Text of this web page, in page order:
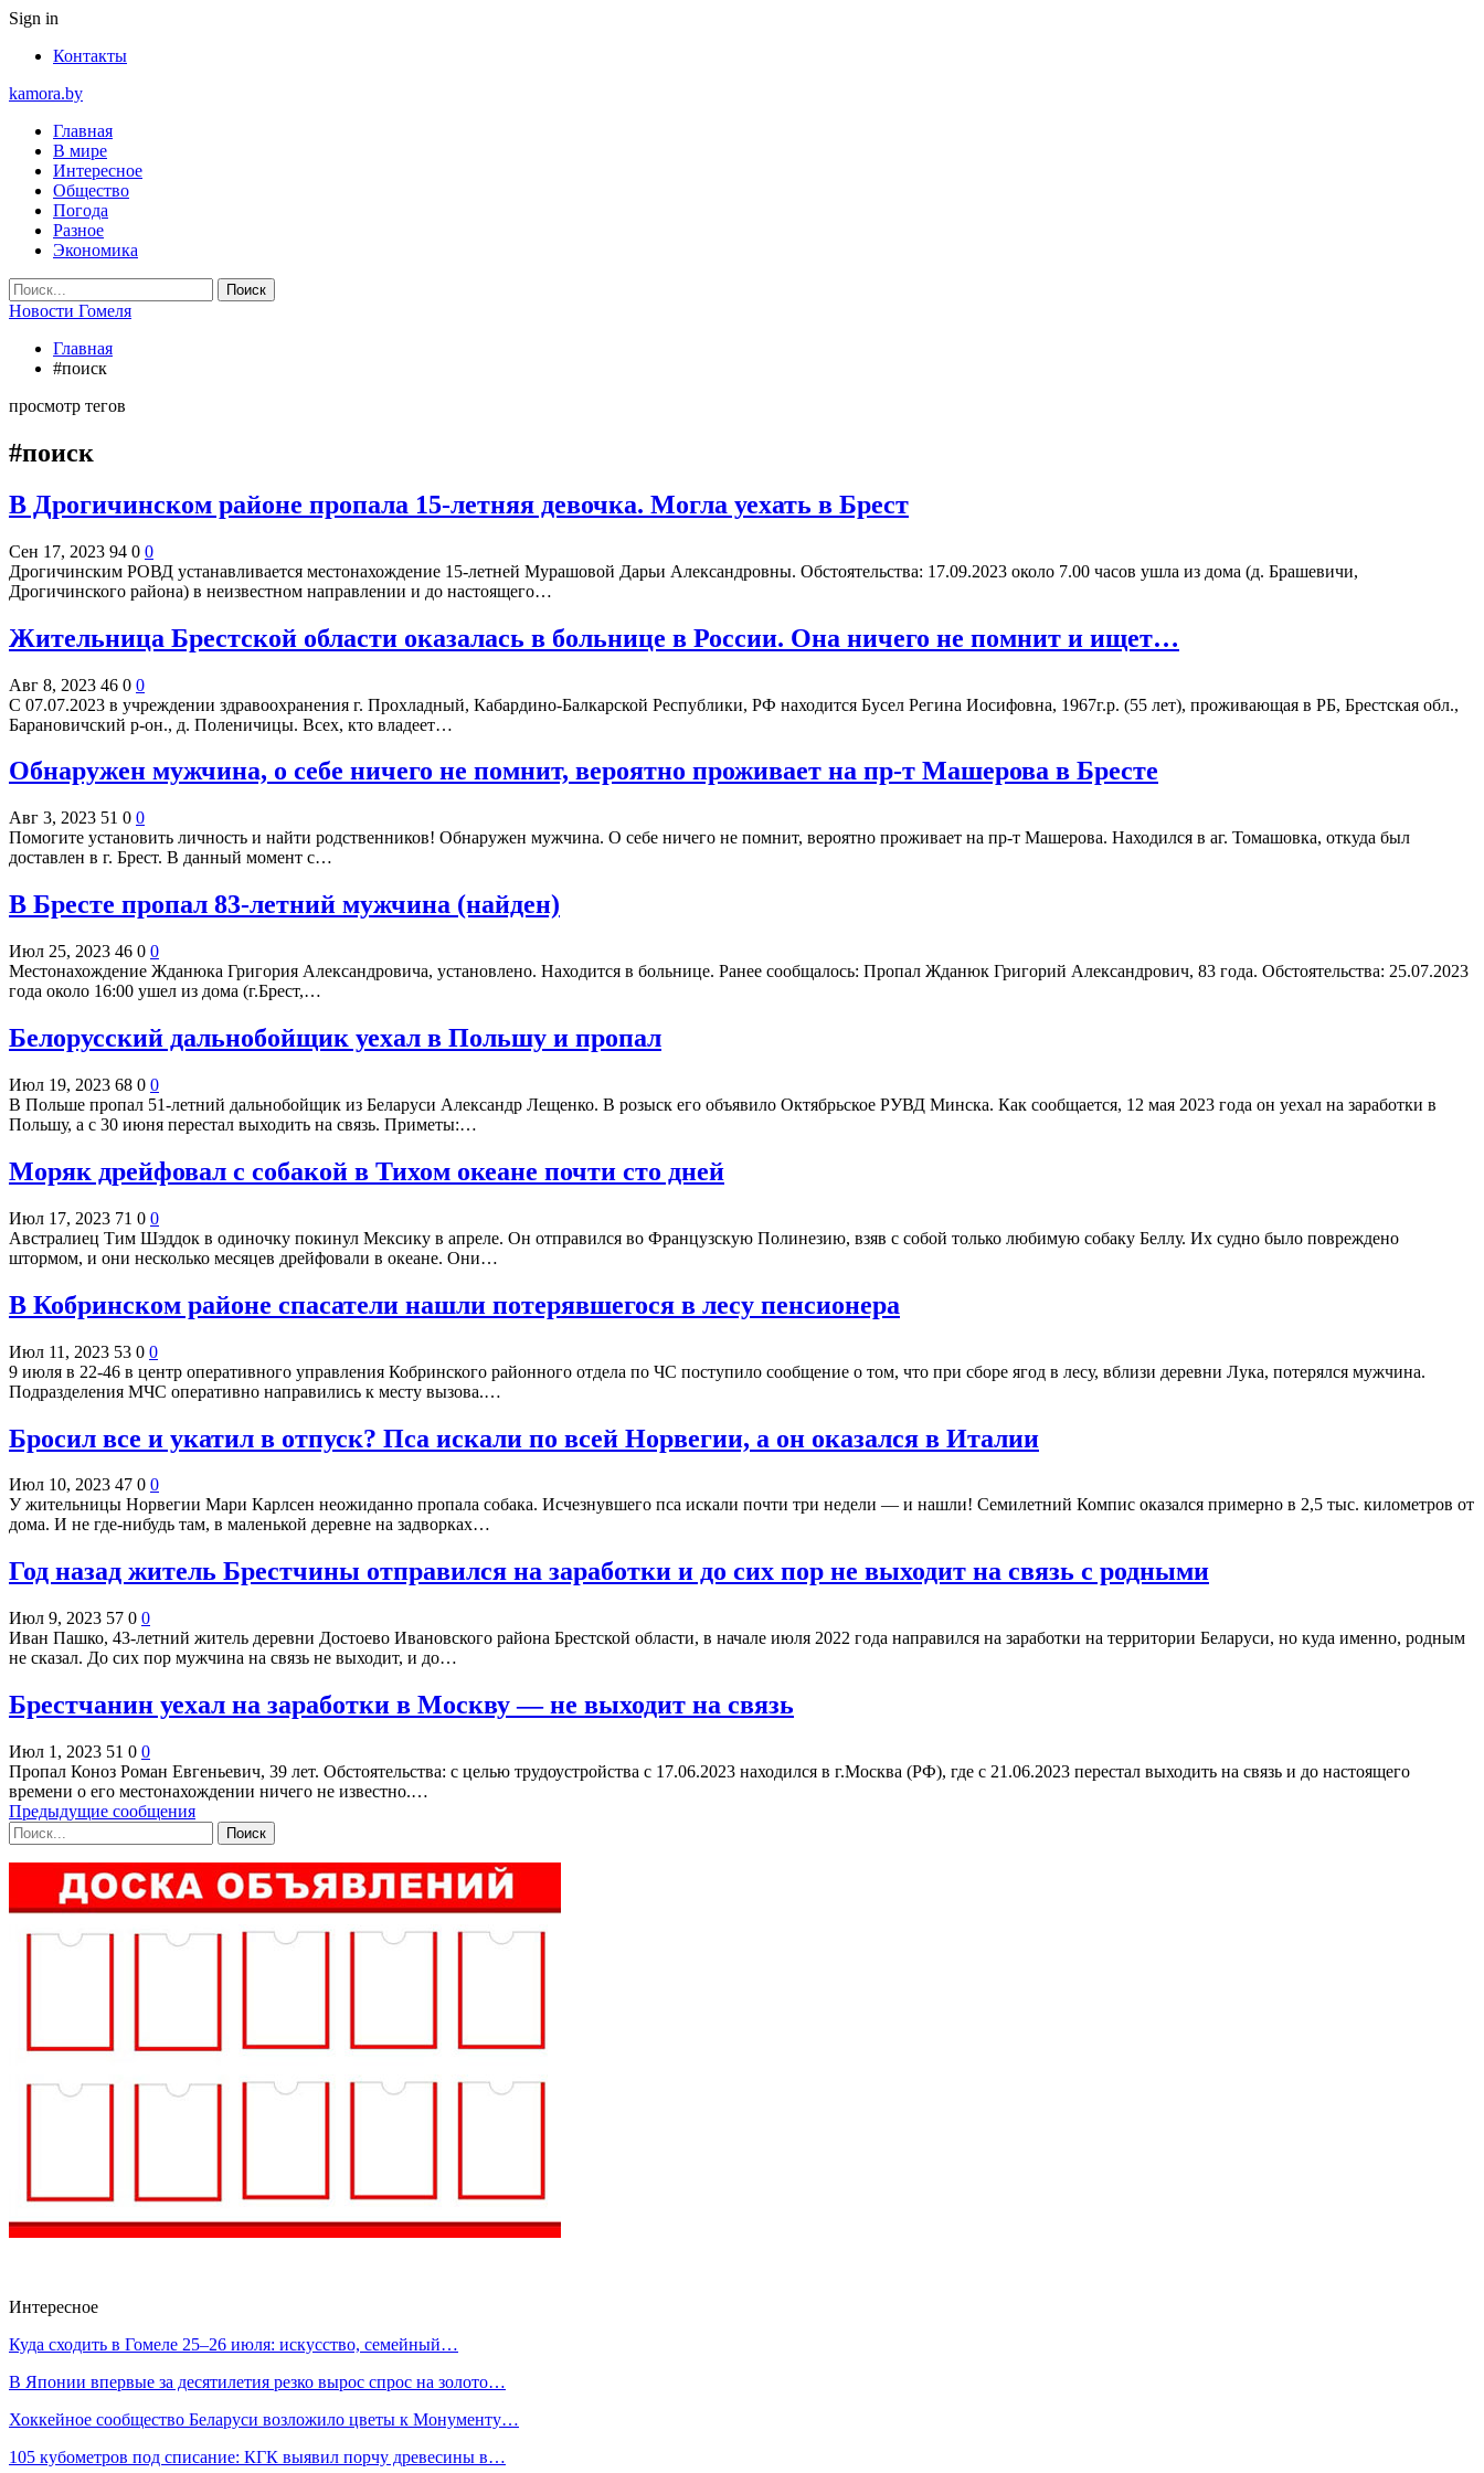
Sign in
Контакты
kamora.by
Главная
В мире
Интересное
Общество
Погода
Разное
Экономика
Новости Гомеля
Главная
#поиск
просмотр тегов
#поиск
В Дрогичинском районе пропала 15-летняя девочка. Могла уехать в Брест
Сен 17, 2023 94 0 0
Дрогичинским РОВД устанавливается местонахождение 15-летней Мурашовой Дарьи Александровны. Обстоятельства: 17.09.2023 около 7.00 часов ушла из дома (д. Брашевичи,
Дрогичинского района) в неизвестном направлении и до настоящего…
Жительница Брестской области оказалась в больнице в России. Она ничего не помнит и ищет…
Авг 8, 2023 46 0 0
С 07.07.2023 в учреждении здравоохранения г. Прохладный, Кабардино-Балкарской Республики, РФ находится Бусел Регина Иосифовна, 1967г.р. (55 лет), проживающая в РБ, Брестская обл.,
Барановичский р-он., д. Поленичицы. Всех, кто владеет…
Обнаружен мужчина, о себе ничего не помнит, вероятно проживает на пр-т Машерова в Бресте
Авг 3, 2023 51 0 0
Помогите установить личность и найти родственников! Обнаружен мужчина. О себе ничего не помнит, вероятно проживает на пр-т Машерова. Находился в аг. Томашовка, откуда был
доставлен в г. Брест. В данный момент с…
В Бресте пропал 83-летний мужчина (найден)
Июл 25, 2023 46 0 0
Местонахождение Жданюка Григория Александровича, установлено. Находится в больнице. Ранее сообщалось: Пропал Жданюк Григорий Александрович, 83 года. Обстоятельства: 25.07.2023
года около 16:00 ушел из дома (г.Брест,…
Белорусский дальнобойщик уехал в Польшу и пропал
Июл 19, 2023 68 0 0
В Польше пропал 51-летний дальнобойщик из Беларуси Александр Лещенко. В розыск его объявило Октябрьское РУВД Минска. Как сообщается, 12 мая 2023 года он уехал на заработки в
Польшу, а с 30 июня перестал выходить на связь. Приметы:…
Моряк дрейфовал с собакой в Тихом океане почти сто дней
Июл 17, 2023 71 0 0
Австралиец Тим Шэддок в одиночку покинул Мексику в апреле. Он отправился во Французскую Полинезию, взяв с собой только любимую собаку Беллу. Их судно было повреждено
штормом, и они несколько месяцев дрейфовали в океане. Они…
В Кобринском районе спасатели нашли потерявшегося в лесу пенсионера
Июл 11, 2023 53 0 0
9 июля в 22-46 в центр оперативного управления Кобринского районного отдела по ЧС поступило сообщение о том, что при сборе ягод в лесу, вблизи деревни Лука, потерялся мужчина.
Подразделения МЧС оперативно направились к месту вызова.…
Бросил все и укатил в отпуск? Пса искали по всей Норвегии, а он оказался в Италии
Июл 10, 2023 47 0 0
У жительницы Норвегии Мари Карлсен неожиданно пропала собака. Исчезнувшего пса искали почти три недели — и нашли! Семилетний Компис оказался примерно в 2,5 тыс. километров от
дома. И не где-нибудь там, в маленькой деревне на задворках…
Год назад житель Брестчины отправился на заработки и до сих пор не выходит на связь с родными
Июл 9, 2023 57 0 0
Иван Пашко, 43-летний житель деревни Достоево Ивановского района Брестской области, в начале июля 2022 года направился на заработки на территории Беларуси, но куда именно, родным
не сказал. До сих пор мужчина на связь не выходит, и до…
Брестчанин уехал на заработки в Москву — не выходит на связь
Июл 1, 2023 51 0 0
Пропал Коноз Роман Евгеньевич, 39 лет. Обстоятельства: с целью трудоустройства с 17.06.2023 находился в г.Москва (РФ), где с 21.06.2023 перестал выходить на связь и до настоящего
времени о его местонахождении ничего не известно.…
Предыдущие сообщения
Интересное
Куда сходить в Гомеле 25–26 июля: искусство, семейный…
В Японии впервые за десятилетия резко вырос спрос на золото…
Хоккейное сообщество Беларуси возложило цветы к Монументу…
105 кубометров под списание: КГК выявил порчу древесины в…